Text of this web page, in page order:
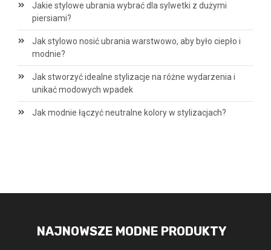
Jakie stylowe ubrania wybrać dla sylwetki z dużymi
piersiami?
Jak stylowo nosić ubrania warstwowo, aby było ciepło i
modnie?
Jak stworzyć idealne stylizacje na różne wydarzenia i
unikać modowych wpadek
Jak modnie łączyć neutralne kolory w stylizacjach?
NAJNOWSZE MODNE PRODUKTY